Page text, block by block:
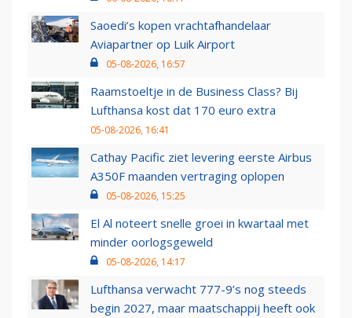
Saoedi’s kopen vrachtafhandelaar
Aviapartner op Luik Airport
05-08-2026, 16:57
Raamstoeltje in de Business Class? Bij
Lufthansa kost dat 170 euro extra
05-08-2026, 16:41
Cathay Pacific ziet levering eerste Airbus
A350F maanden vertraging oplopen
05-08-2026, 15:25
El Al noteert snelle groei in kwartaal met
minder oorlogsgeweld
05-08-2026, 14:17
Lufthansa verwacht 777-9’s nog steeds
begin 2027, maar maatschappij heeft ook